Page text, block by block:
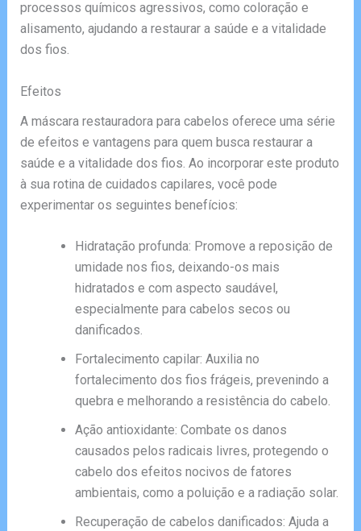
processos químicos agressivos, como coloração e
alisamento, ajudando a restaurar a saúde e a vitalidade
dos fios.
Efeitos
A máscara restauradora para cabelos oferece uma série
de efeitos e vantagens para quem busca restaurar a
saúde e a vitalidade dos fios. Ao incorporar este produto
à sua rotina de cuidados capilares, você pode
experimentar os seguintes benefícios:
Hidratação profunda: Promove a reposição de
umidade nos fios, deixando-os mais
hidratados e com aspecto saudável,
especialmente para cabelos secos ou
danificados.
Fortalecimento capilar: Auxilia no
fortalecimento dos fios frágeis, prevenindo a
quebra e melhorando a resistência do cabelo.
Ação antioxidante: Combate os danos
causados pelos radicais livres, protegendo o
cabelo dos efeitos nocivos de fatores
ambientais, como a poluição e a radiação solar.
Recuperação de cabelos danificados: Ajuda a